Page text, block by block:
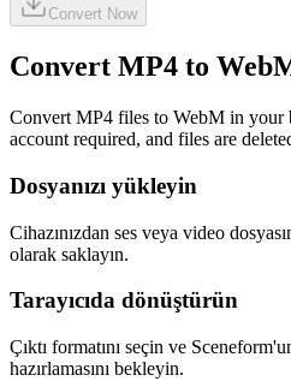
Convert Now
Convert MP4 to
Convert MP4 files to WebM in your
account required, and files are
Dosyanızı yükleyin
Cihazınızdan ses veya video
olarak saklayın.
Tarayıcıda dönüştürün
Çıktı formatını seçin ve
hazırlamasını bekleyin.